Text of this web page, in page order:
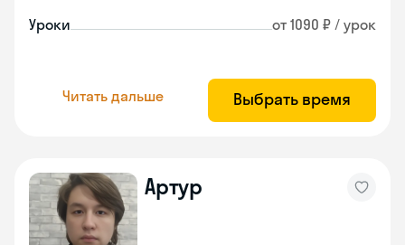
Уроки от 1090 ₽ / урок
Читать дальше Выбрать время
Артур